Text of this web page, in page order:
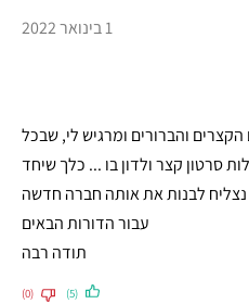
1 בינואר 2022
הקצרים והברורים ומרגיש לי, שבכל
סרטון קצר ולדון בו ... כלך שיחד
לבנות את אותה חברה חדשה
עבור הדורות הבאים
תודה רבה
(5)
(0)